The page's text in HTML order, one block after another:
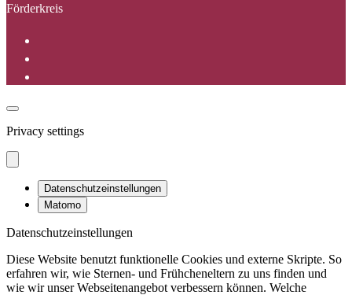
Förderkreis
Privacy settings
Datenschutzeinstellungen
Matomo
Datenschutzeinstellungen
Diese Website benutzt funktionelle Cookies und externe Skripte. So
erfahren wir, wie Sternen- und Frühcheneltern zu uns finden und
wie wir unser Webseitenangebot verbessern können. Welche